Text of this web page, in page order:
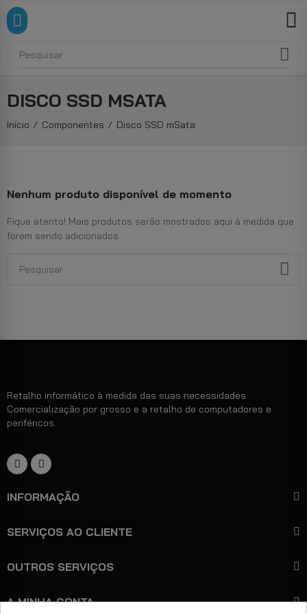
DISCO SSD MSATA
Início Componentes Disco SSD mSata
Nenhum produto disponível de momento
Fique atento! Mais produtos serão mostrados aqui à medida que
forem sendo adicionados.
Retalho informático à medida das suas necessidades.
Comercialização por grosso e a retalho de computadores e
periféricos..
INFORMAÇÃO
SERVIÇOS AO CLIENTE
OUTROS SERVIÇOS
A MINHA CONTA